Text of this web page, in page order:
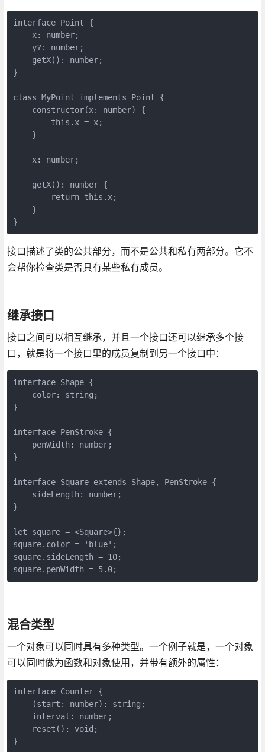
interface Point {
    x: number;
    y?: number;
    getX(): number;
}
class MyPoint implements Point {
    constructor(x: number) {
        this.x = x;
    }
    x: number;
    getX(): number {
        return this.x;
    }
}
接口描述了类的公共部分，而不是公共和私有两部分。它不
会帮你检查类是否具有某些私有成员。
继承接口
接口之间可以相互继承，并且一个接口还可以继承多个接
口，就是将一个接口里的成员复制到另一个接口中：
interface Shape {
    color: string;
}
interface PenStroke {
    penWidth: number;
}
interface Square extends Shape, PenStroke {
    sideLength: number;
}
let square = <Square>{};
square.color = 'blue';
square.sideLength = 10;
square.penWidth = 5.0;
混合类型
一个对象可以同时具有多种类型。一个例子就是，一个对象
可以同时做为函数和对象使用，并带有额外的属性：
interface Counter {
    (start: number): string;
    interval: number;
    reset(): void;
}